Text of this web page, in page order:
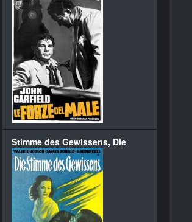
Stimme des Gewissens, Die